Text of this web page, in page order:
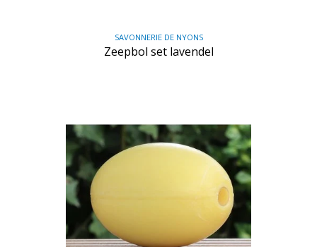
SAVONNERIE DE NYONS
Zeepbol set lavendel